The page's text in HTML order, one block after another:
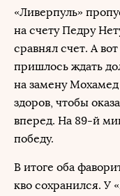
«Ливерпуль»
на счету Педру
сравнял счет. А
пришлось ждать
на замену
здоров, чтобы
вперед. На 89-й
победу.
В итоге оба
кво сохранился. У